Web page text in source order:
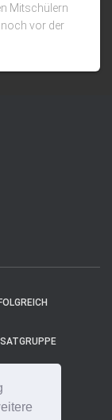
Mitschülern
vor der